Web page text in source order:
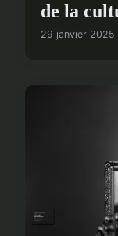
de la
29 janvier 2025